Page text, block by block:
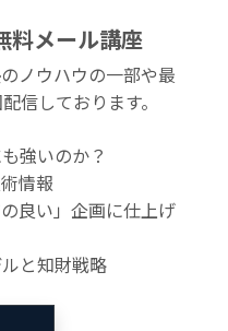
料メール講座
ノウハウの一部や最
信しております。
強いのか？
情報
良い」企画に仕上げ
と知財戦略